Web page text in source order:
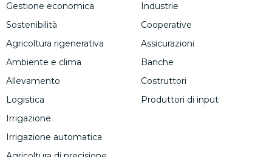
Gestione economica
Sostenibilità
Agricoltura rigenerativa
Ambiente e clima
Allevamento
Logistica
Irrigazione
Irrigazione automatica
Industrie
Cooperative
Assicurazioni
Banche
Costruttori
Produttori di input